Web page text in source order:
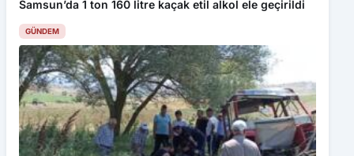
Kazada yaşamını yitiren yaşlı adam
Benzer Haberler